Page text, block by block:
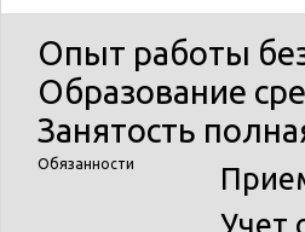
Опыт работы
Образование
Занятость
Обязанности
Учет